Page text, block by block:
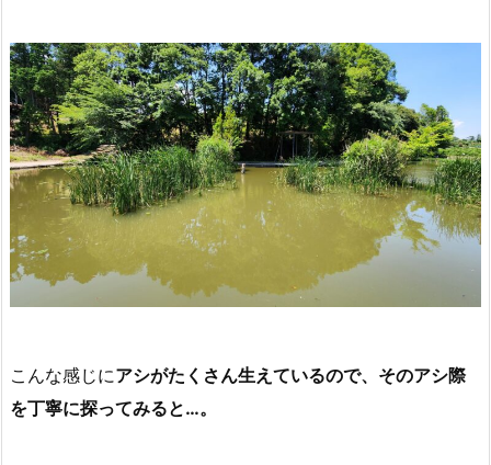
こんな感じにアシがたくさん生えているので、そのアシ際
を丁寧に探ってみると…。